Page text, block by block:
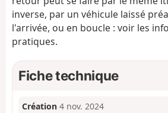
inverse, par un véhicule laissé
l'arrivée, ou en boucle : voir les
pratiques.
Fiche technique
Création 4 nov. 2024